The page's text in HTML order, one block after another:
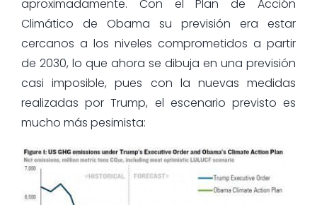
aproximadamente. Con el Plan de Acción
Climático de Obama su previsión era estar
cercanos a los niveles comprometidos a partir
de 2030, lo que ahora se dibuja en una previsión
casi imposible, pues con la nuevas medidas
realizadas por Trump, el escenario previsto es
mucho más pesimista: